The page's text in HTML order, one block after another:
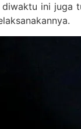
ini juga